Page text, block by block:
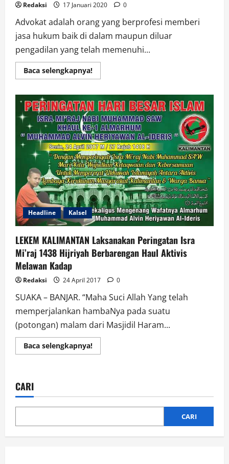
Redaksi 17 Januari 2020 0
Advokat adalah orang yang berprofesi memberi
jasa hukum baik di dalam maupun diluar
pengadilan yang telah memenuhi...
Baca selengkapnya!Read
more
Tanda
Pengenal
Advokat
Terbitan
DPN
P3HI
Headline Kalsel
LEKEM KALIMANTAN Laksanakan Peringatan Isra
Mi’raj 1438 Hijriyah Berbarengan Haul Aktivis
Melawan Kadap
Redaksi 24 April 2017 0
SUAKA – BANJAR. “Maha Suci Allah Yang telah
memperjalankan hambaNya pada suatu
(potongan) malam dari Masjidil Haram...
Baca selengkapnya!Read
more
Isra
1438
Berbarengan
Aktivis
CARI
CARI